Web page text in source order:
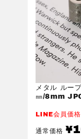
メタル ルー
㎜/8mm
LINE会員価格
通常価格
通
常
¥